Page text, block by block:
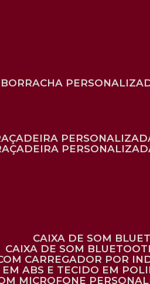
BORRACHA
CAIXA DE SOM
CAIXA DE SOM
CARREGADOR POR
ABS E TECIDO EM
MICROFONE